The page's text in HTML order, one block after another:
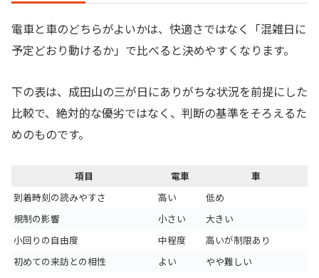
電車と車のどちらがよいかは、快適さではなく「混雑日に
予定どおり動けるか」で比べると決めやすくなります。
下の表は、成田山の三が日にありがちな状況を前提にした
比較で、絶対的な優劣ではなく、判断の基準をそろえるた
めのものです。
項目 電車
車
到着時刻の読みやすさ
高い
低め
規制の影響
小さい
大きい
小回りの自由度
中程度
高いが制限あり
初めての来訪との相性
よい やや難しい